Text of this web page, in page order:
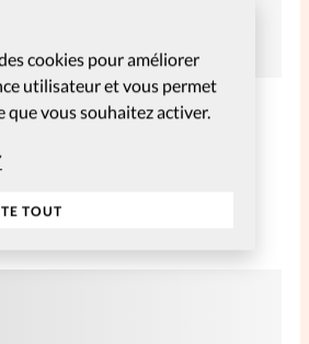
cookies pour améliorer
utilisateur et vous permet
que vous souhaitez activer.
TOUT
place pour